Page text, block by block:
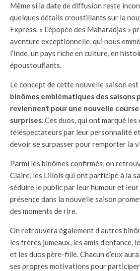
Même si la date de diffusion reste
quelques détails croustillants sur la
Express. « L’épopée des Maharadjas »
aventure exceptionnelle, qui nous
l’Inde, un pays riche en culture, en
époustouflants.
Le concept de cette nouvelle saison est
binômes emblématiques des saisons
reviennent pour une nouvelle
surprises. Ces duos, qui ont marqué les
téléspectateurs par leur personnalité
devoir se surpasser pour remporter la
Parmi les binômes confirmés, on
Claire, les Lillois qui ont participé à la
séduire le public par leur humour et
présence dans la nouvelle saison
des moments de rire.
On retrouvera également d’autres
les frères jumeaux, les amis d’enfance,
et les duos père-fille. Chacun d’eux
ses propres motivations pour